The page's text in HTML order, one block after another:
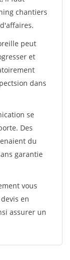
chantiers
peut
et
dans
se
Des
du
garantie
vous
en
assurer un